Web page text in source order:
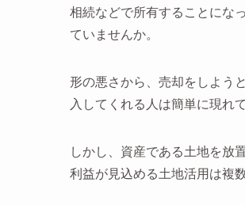
相続などで所有することにな
ていませんか。
形の悪さから、売却をしよう
入してくれる人は簡単に現れ
しかし、資産である土地を放
利益が見込める土地活用は複